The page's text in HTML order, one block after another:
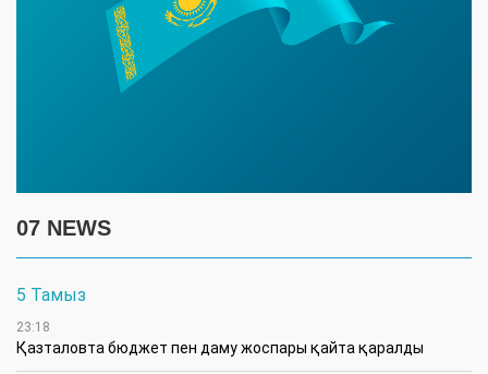
07 NEWS
5 Тамыз
23:18
Қазталовта бюджет пен даму жоспары қайта қаралды